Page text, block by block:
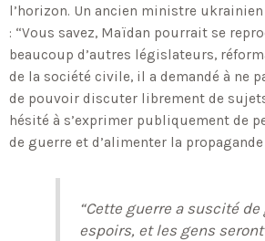
l’horizon. Un ancien ministre
: “Vous savez, Maïdan pourrait se
beaucoup d’autres législateurs,
de la société civile, il a demandé à ne
de pouvoir discuter librement de
hésité à s’exprimer publiquement de
de guerre et d’alimenter la
“Cette guerre a suscité de
espoirs, et les gens